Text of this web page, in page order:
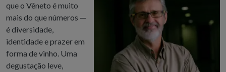
que o Vêneto é muito
mais do que números —
é diversidade,
identidade e prazer em
forma de vinho. Uma
degustação leve,